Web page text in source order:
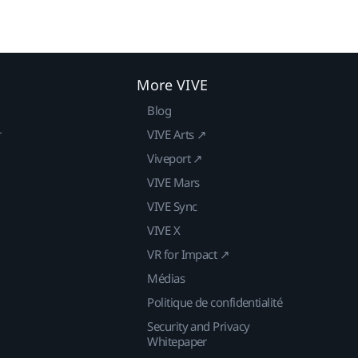
More VIVE
Blog
VIVE Arts ↗
Viveport ↗
VIVE Mars
VIVE Sync
VIVE X
VR for Impact ↗
Médias
Politique de confidentialité
Security and Privacy
Whitepaper